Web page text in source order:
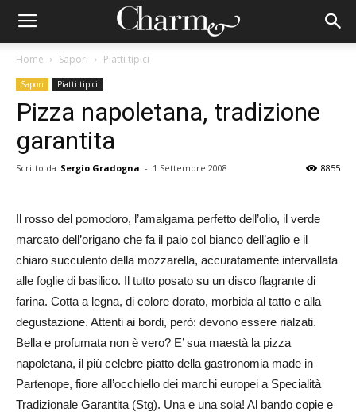
Home Sapori Piatti tipici
Sapori Piatti tipici
Pizza napoletana, tradizione
garantita
Scritto da Sergio Gradogna - 1 Settembre 2008 8855
Il rosso del pomodoro, l’amalgama perfetto dell’olio, il verde
marcato dell’origano che fa il paio col bianco dell’aglio e il
chiaro succulento della mozzarella, accuratamente intervallata
alle foglie di basilico. Il tutto posato su un disco flagrante di
farina. Cotta a legna, di colore dorato, morbida al tatto e alla
degustazione. Attenti ai bordi, però: devono essere rialzati.
Bella e profumata non è vero? E’ sua maestà la pizza
napoletana, il più celebre piatto della gastronomia made in
Partenope, fiore all’occhiello dei marchi europei a Specialità
Tradizionale Garantita (Stg). Una e una sola! Al bando copie e